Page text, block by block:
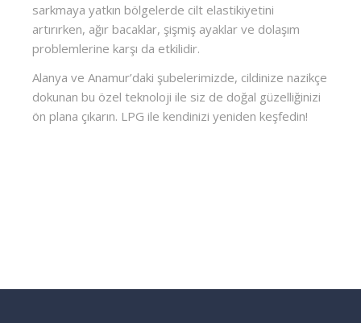
sarkmaya yatkın bölgelerde cilt elastikiyetini
artırırken, ağır bacaklar, şişmiş ayaklar ve dolaşım
problemlerine karşı da etkilidir.
Alanya ve Anamur’daki şubelerimizde, cildinize nazikçe
dokunan bu özel teknoloji ile siz de doğal güzelliğinizi
ön plana çıkarın. LPG ile kendinizi yeniden keşfedin!